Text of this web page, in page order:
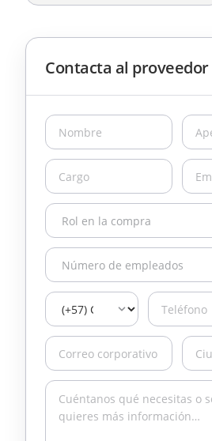
Contacta al proveedor